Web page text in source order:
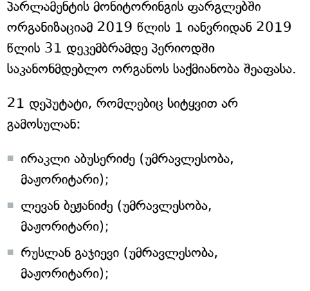
პარლამენტის მონიტორინგის ფარგლებში
ორგანიზაციამ 2019 წლის 1 იანვრიდან 2019
წლის 31 დეკემბრამდე პერიოდში
საკანონმდებლო ორგანოს საქმიანობა შეაფასა.
21 დეპუტატი, რომლებიც სიტყვით არ
გამოსულან:
ირაკლი აბუსერიძე (უმრავლესობა,
მაჟორიტარი);
ლევან ბეჟანიძე (უმრავლესობა,
მაჟორიტარი);
რუსლან გაჯიევი (უმრავლესობა,
მაჟორიტარი);